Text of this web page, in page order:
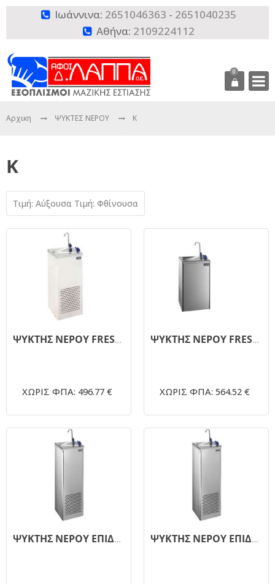
 Ιωάννινα: 2651046363 - 2651040235
 Αθήνα: 2109224112
0
Αρχικη ΨΥΚΤΕΣ ΝΕΡΟΥ K
K
Τιμή: Αύξουσα Τιμή: Φθίνουσα
ΨΥΚΤΗΣ ΝΕΡΟΥ FRESH K-17Ρ - ΠΑΙΔΙΚΟ
ΧΩΡΙΣ ΦΠΑ: 496.77 €
ΨΥΚΤΗΣ ΝΕΡΟΥ FRESH KW-17 ΕΠΙΤΟΙΧΙΟΣ
ΧΩΡΙΣ ΦΠΑ: 564.52 €
ΨΥΚΤΗΣ ΝΕΡΟΥ ΕΠΙΔΑΠΕΔΙΟΣ FRESH K-17 ΙΝΟΧ ΨΥΚΤΗΣ ΝΕΡΟΥ ΕΠΙΔΑΠΕΔΙΟΣ FRESH K-33 INOX